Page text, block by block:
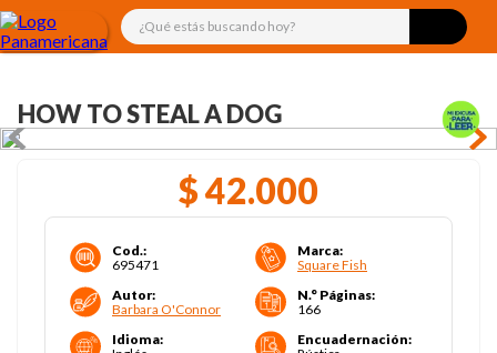
¿Qué estás buscando hoy?
HOW TO STEAL A DOG
$42.000
Cod.:
695471
Marca:
Square Fish
Autor:
Barbara O'Connor
N.° Páginas:
166
Idioma:
Encuadernación: